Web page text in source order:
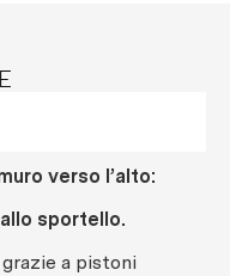
verso l’alto:
sportello.
grazie a pistoni